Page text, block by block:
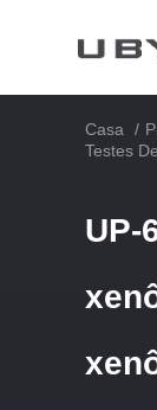
Casa /
Testes
UP-